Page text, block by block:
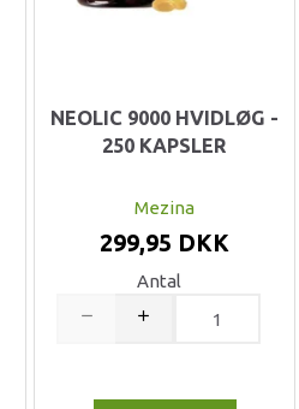
NEOLIC 9000 HVIDLØG -
250 KAPSLER
Mezina
299,95 DKK
Antal